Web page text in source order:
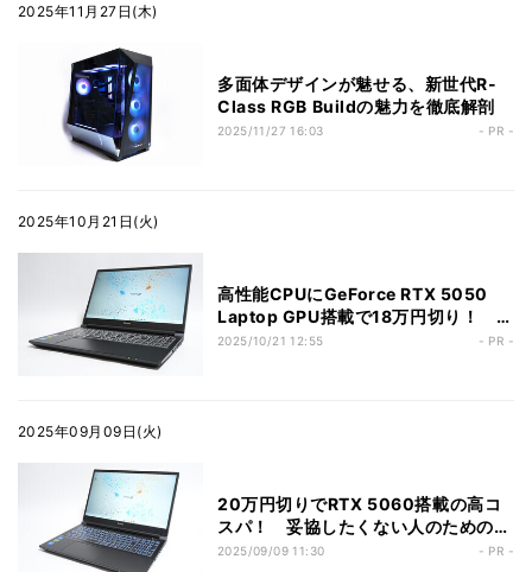
2025年11月27日(木)
多面体デザインが魅せる、新世代R-
Class RGB Buildの魅力を徹底解剖
2025/11/27 16:03 - PR -
2025年10月21日(火)
高性能CPUにGeForce RTX 5050
Laptop GPU搭載で18万円切り！ ク
リエイティブ作業などマルチに活躍す
2025/10/21 12:55 - PR -
2025年09月09日(火)
20万円切りでRTX 5060搭載の高コ
スパ！ 妥協したくない人のためのノ
ートPC「iiyama PC STYLE-
2025/09/09 11:30 - PR -